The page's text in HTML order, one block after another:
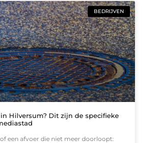
BEDRIJVEN
Hilversum? Dit zijn de specifieke
een afvoer die niet meer doorloopt: